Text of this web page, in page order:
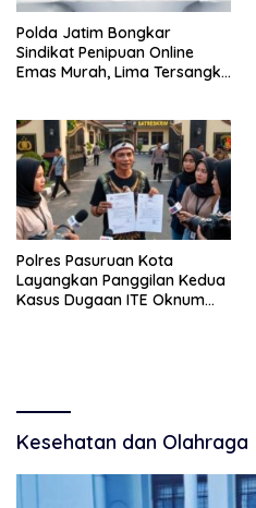
Polda Jatim Bongkar
Sindikat Penipuan Online
Emas Murah, Lima Tersangka
Polres Pasuruan Kota
Layangkan Panggilan Kedua
Kasus Dugaan ITE Oknum
Kesehatan dan Olahraga